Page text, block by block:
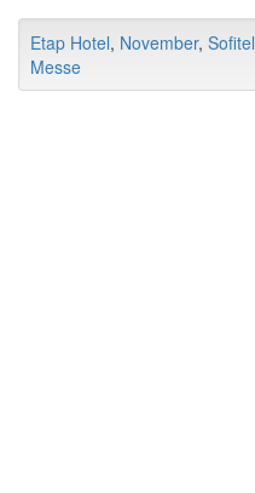
Etap Hotel, November, Sofitel
Messe